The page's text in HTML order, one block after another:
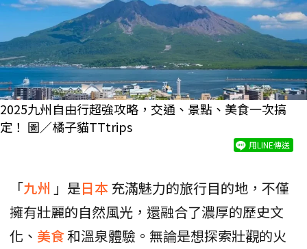
2025九州自由行超強攻略，交通、景點、美食一次搞
定！ 圖／橘子貓TTtrips
用LINE傳送
「九州 」是日本充滿魅力的旅行目的地，不僅
擁有壯麗的自然風光，還融合了濃厚的歷史文
化、 美食和溫泉體驗。無論是想探索壯觀的火